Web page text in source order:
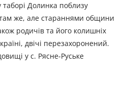
Долинка поблизу
же, але стараннями общини
родичів та його колишніх
двічі перезахоронений.
у с. Рясне-Руське